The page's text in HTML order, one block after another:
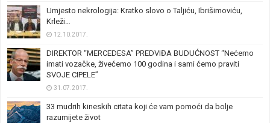
Umjesto nekrologija: Kratko slovo o Taljiću, Ibrišimoviću,
Krleži…
12.10.2017.
DIREKTOR “MERCEDESA” PREDVIĐA BUDUĆNOST “Nećemo
imati vozačke, živećemo 100 godina i sami ćemo praviti
SVOJE CIPELE”
31.07.2017.
33 mudrih kineskih citata koji će vam pomoći da bolje
razumijete život